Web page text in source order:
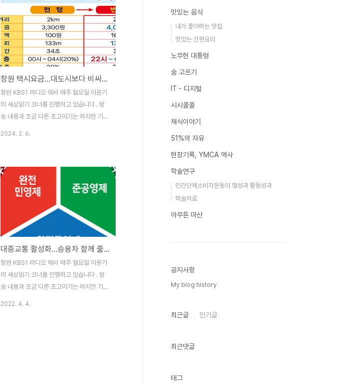
공성을 강화하는 무상교통 제도 도입에 관하
여 토론회에서 나왔던 이야기들을 함께 생각
해보겠습니다. 대중교통 요금을 무상으로 하
는 ‘무상교통 도입’을 이야기하면 포퓰리즘이
아니냐고 하시는 분들이 있을텐데요. 무상교
통 도입은 기후위기 대응 전략의 하나로 전
세계적으로 도입되고 있는 가장 중요한 대중
교통 정책이라는 것부터 말씀드려야 할 것 같
습니다. 무상교통 정책을 우리나라에서는 경
북 청송군이 가장 먼저 시작하..
창원 택시요금...대도시보다 비싸면 어쩌라고
창원 KBS1 라디오 에서 매주 월요일 이윤기
의 세상읽기 코너를 진행하고 있습니다 . 방
송 내용과 조금 다른 초고이기는 하지만 기록
가 상승률은 3.5%를 전망하였습니다. 오늘
은 최근 소비자들이 체감하는 장바구니 물가
진에 관하여 함께 생각해보겠습니다. 앞서 말
씀드린 KDI와 한국은행은 2023년 물가상승
률을 3.5%로 예측하면서 2022년 물사상승
률 5%와 비교하면, 올해는 물가상승이 둔화
될 것이라고 하였습니다. 하지만 그런데 체감
하는 물가상승은 둔화되는 것이 아니라 가속
화되고 있고..
2024. 2. 6.
대중교통 활성화...승용차 함께 줄여야
창원 KBS1 라디오 에서 매주 월요일 이윤기
의 세상읽기 코너를 진행하고 있습니다 . 방
송 내용과 조금 다른 초고이기는 하지만 기록
2022. 4. 4.
맛있는 음식
내가 좋아하는 맛집
맛있는 간편요리
노무현 대통령
숨 고르기
IT - 디지털
시시콜콜
채식이야기
51%의 자유
현장기록, YMCA 역사
학술연구
민간단체소비자운동의 형성과 활동성과
학술자료
아무튼 마산
공지사항
My blog history
최근글 인기글
최근댓글
태그